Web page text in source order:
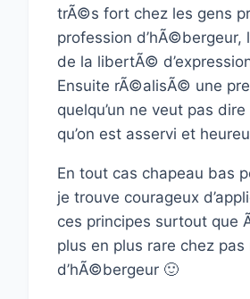
trÃ©s fort chez les gens
profession d’hÃ©bergeur,
de la libertÃ©
Ensuite rÃ©alisÃ© une
quelqu’un ne veut pas
qu’on est asservi et
En tout cas chapeau bas
je trouve courageux
ces principes surtout que
plus en plus rare chez pas
d’hÃ©bergeur 🙂